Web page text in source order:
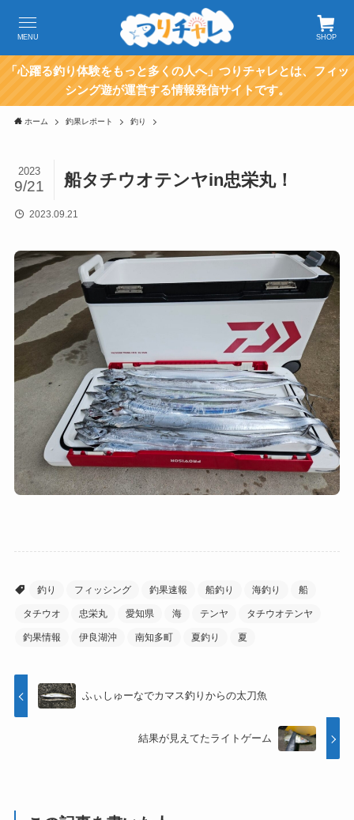
SHOP
MENU
「心躍る釣り体験をもっと多くの人へ」つりチャレとは、フィッ
シング遊が運営する情報発信サイトです。
ホーム 釣果レポート 釣り
船タチウオテンヤin忠栄丸！
2023
9/21
2023.09.21
釣り フィッシング 釣果速報 船釣り 海釣り 船
タチウオ 忠栄丸 愛知県 海 テンヤ タチウオテンヤ
釣果情報 伊良湖沖 南知多町 夏釣り 夏
ふぃしゅーなでカマス釣りからの太刀魚
結果が見えてたライトゲーム